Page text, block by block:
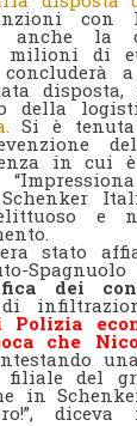
con
anche la
milioni di
disposta,
della
Si è
in cui
e
stato
dei
che
filiale del
in
diceva